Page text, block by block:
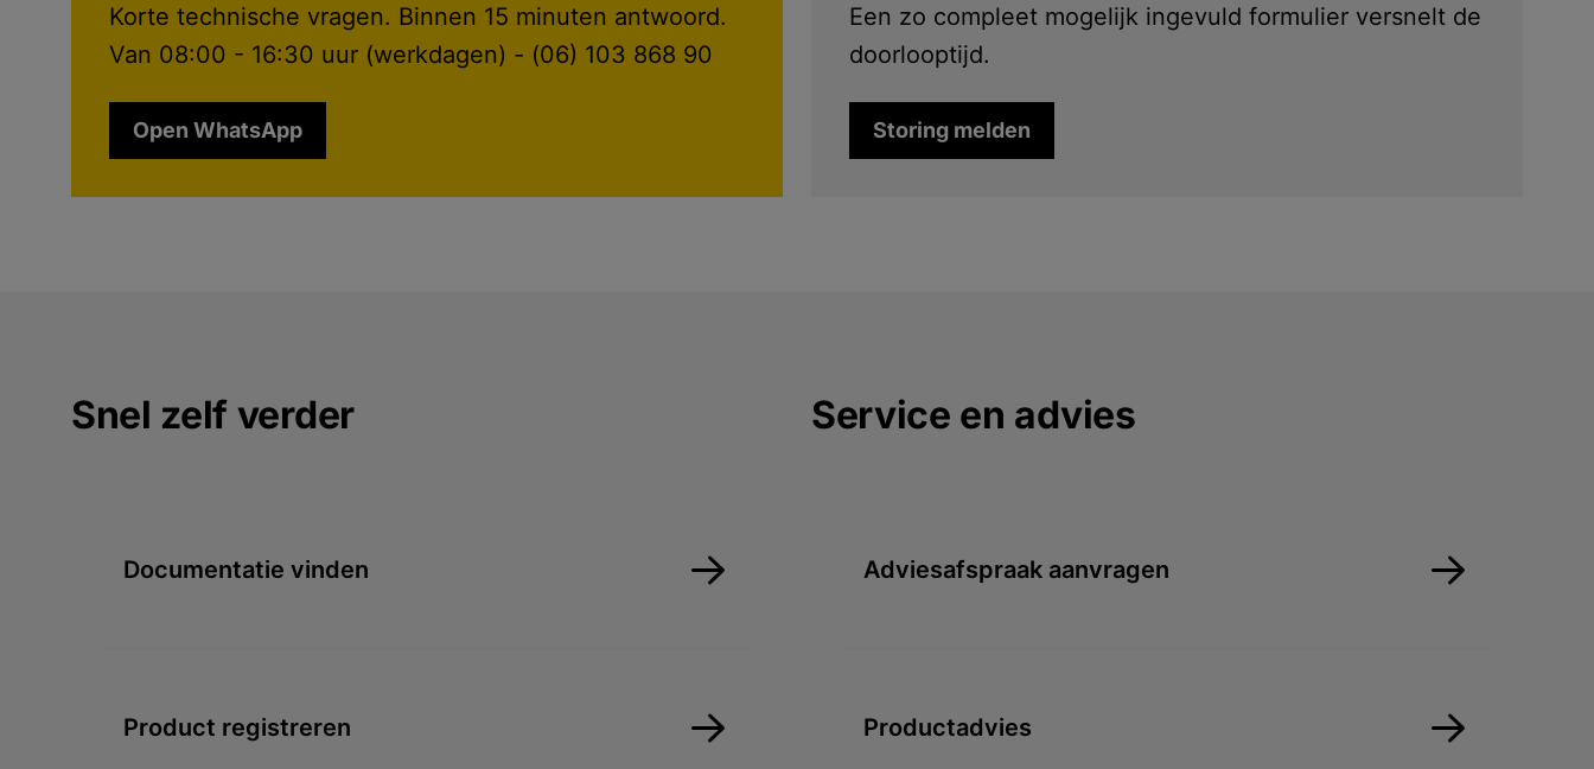
Korte technische vragen. Binnen 15 minuten antwoord.
Van 08:00 - 16:30 uur (werkdagen) - (06) 103 868 90
Open WhatsApp
Een zo compleet mogelijk ingevuld formulier versnelt de
doorlooptijd.
Storing melden
Snel zelf verder
Documentatie vinden
Product registreren
Service en advies
Adviesafspraak aanvragen
Productadvies